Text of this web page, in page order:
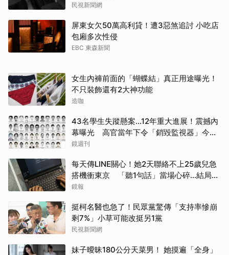
民視新聞網
屏東女欠50萬高利貸！遭3惡煞追討 小吃店
包廂多次性侵
EBC 東森新聞
女生內褲前面的「蝴蝶結」真正用途曝光！
不只裝飾還有2大神功能
造咖
43名學生失蹤懸案...12年重大進展！震撼內
幕曝光 高官當年下令「銷毀監視器」今遭
逮
鏡週刊
每天傳LINE關心！她2天聯絡不上25歲兒急
搭機衝東京 「聽1句話」當場心碎...結局看
哭網
鏡報
挺柯名醫也急了！民眾黨驚傳「支持率慘崩
剩7%」小草可能改挺另1黨
民視新聞網
妹子曖昧180公分天菜男！ 她摸遍「全身」